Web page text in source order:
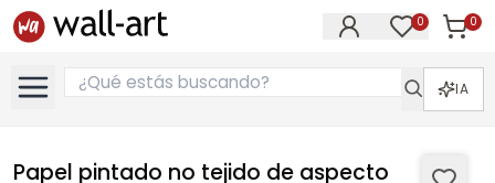
0 0
IA
Papel pintado no tejido de aspecto